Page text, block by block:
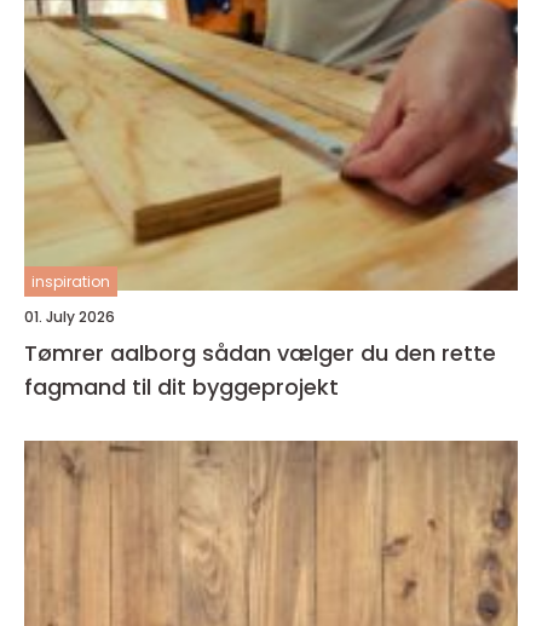
inspiration
01. July 2026
Tømrer aalborg sådan vælger du den rette
fagmand til dit byggeprojekt